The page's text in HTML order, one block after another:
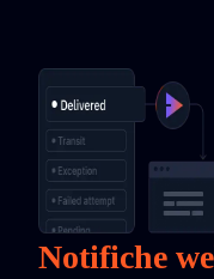
Notifiche